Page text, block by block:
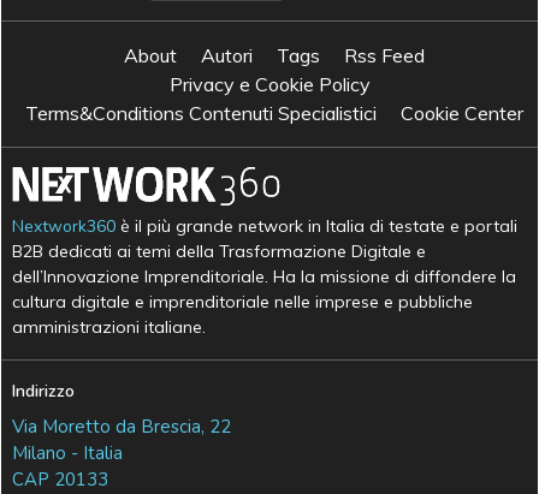
About Autori Tags
Rss Feed
Privacy e Cookie Policy
Terms&Conditions Contenuti Specialistici
Cookie Center
Nextwork360 è il più grande network in Italia di testate e portali
B2B dedicati ai temi della Trasformazione Digitale e
dell’Innovazione Imprenditoriale. Ha la missione di diffondere la
cultura digitale e imprenditoriale nelle imprese e pubbliche
amministrazioni italiane.
Indirizzo
Via Moretto da Brescia, 22
Milano - Italia
CAP 20133